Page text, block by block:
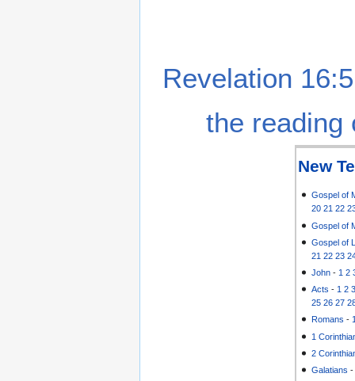
Revelation
the reading
New
Gospel of
20 21 22
Gospel of
Gospel of
21 22 23
John - 1 2
Acts - 1 2
25 26 27
Romans -
1
2
Galatians